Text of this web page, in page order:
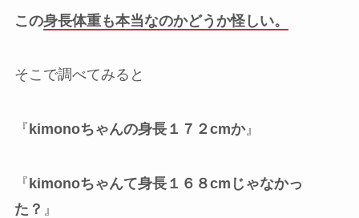
この身長体重も本当なのかどうか怪しい。
そこで調べてみると
『 kimonoちゃんの身長１７２cmか』
『 kimonoちゃんて身長１６８cmじゃなかっ
た？ 』